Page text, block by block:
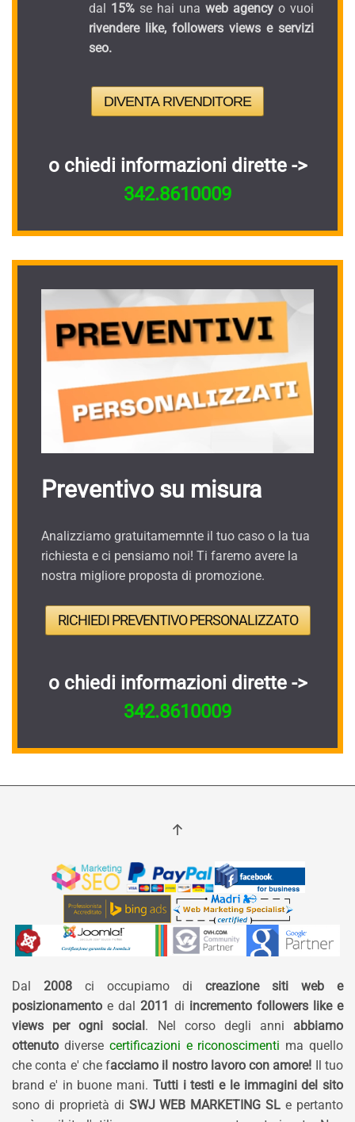
dal 15% se hai una web agency o vuoi
rivendere like, followers views e servizi
seo.
DIVENTA RIVENDITORE
o chiedi informazioni dirette ->
342.8610009
Preventivo su misura
Analizziamo gratuitamemnte il tuo caso o la tua
richiesta e ci pensiamo noi! Ti faremo avere la
nostra migliore proposta di promozione.
RICHIEDI PREVENTIVO PERSONALIZZATO
o chiedi informazioni dirette ->
342.8610009
Dal 2008 ci occupiamo di creazione siti web e
posizionamento e dal 2011 di incremento followers like e
views per ogni social. Nel corso degli anni abbiamo
ottenuto diverse certificazioni e riconoscimenti ma quello
che conta e' che facciamo il nostro lavoro con amore! Il tuo
brand e' in buone mani. Tutti i testi e le immagini del sito
sono di proprietà di SWJ WEB MARKETING SL e pertanto